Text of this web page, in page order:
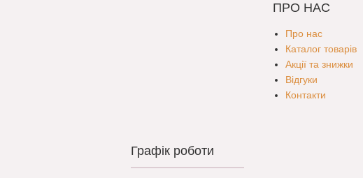
ПРО НАС
Про нас
Каталог товарів
Акції та знижки
Відгуки
Контакти
Графік роботи